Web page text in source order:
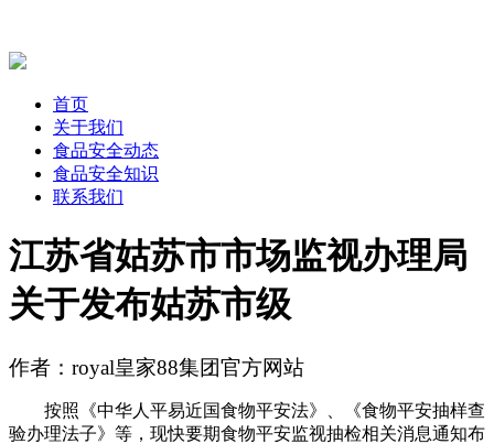
首页
关于我们
食品安全动态
食品安全知识
联系我们
江苏省姑苏市市场监视办理局
关于发布姑苏市级
作者：royal皇家88集团官方网站
按照《中华人平易近国食物平安法》、《食物平安抽样查
验办理法子》等，现快要期食物平安监视抽检相关消息通知布